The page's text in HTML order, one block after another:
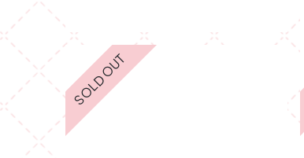
SOLD OUT